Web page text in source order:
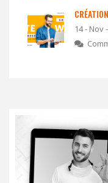
14 - Nov